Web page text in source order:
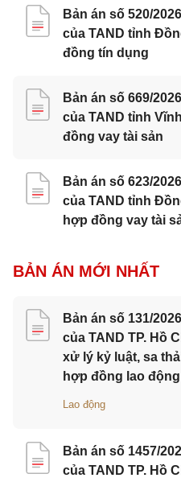
Bản án số 520/
của TAND tỉnh
đồng tín dụng
Bản án số 669/
của TAND tỉnh
đồng vay tài sản
Bản án số 623/
của TAND tỉnh
hợp đồng vay tài
BẢN ÁN MỚI NHẤT
Bản án số 131/
của TAND TP. Hồ
xử lý kỷ luật, sa
hợp đồng lao động
Lao động
Bản án số 1457/
của TAND TP. Hồ